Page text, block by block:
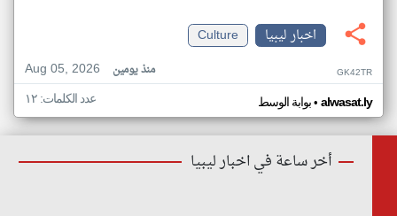
اخبار ليبيا
Culture
Aug 05, 2026
منذ يومين GK42TR
بوابة الوسط• alwasat.ly عدد الكلمات: ١٢
أخر ساعة في اخبار ليبيا